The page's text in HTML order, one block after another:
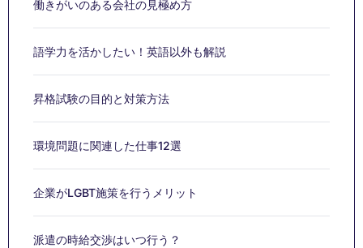
働きがいのある会社の見極め方
語学力を活かしたい！英語以外も解説
昇格試験の目的と対策方法
環境問題に関連した仕事12選
企業がLGBT施策を行うメリット
派遣の時給交渉はいつ行う？